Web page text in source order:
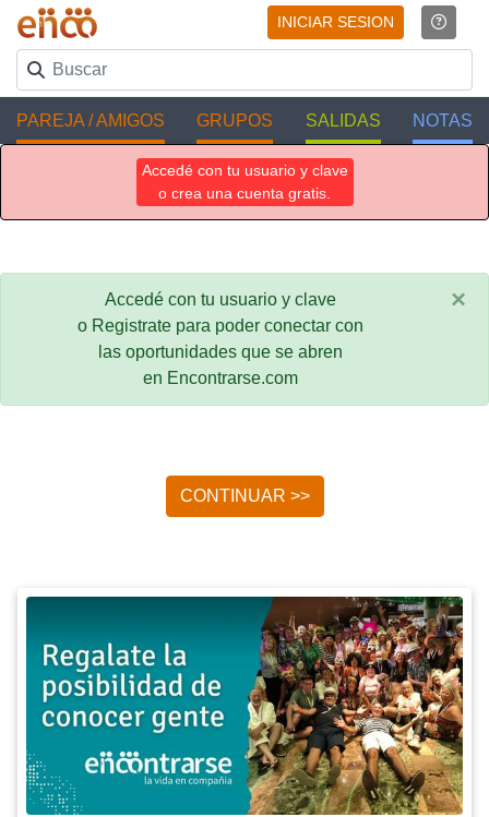
INICIAR SESION
PAREJA / AMIGOS GRUPOS SALIDAS NOTAS
Accedé con tu usuario y clave
o crea una cuenta gratis.
Accedé con tu usuario y clave
o Registrate para poder conectar con
las oportunidades que se abren
en Encontrarse.com
×
CONTINUAR >>